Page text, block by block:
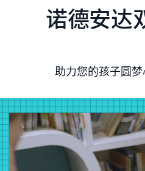
诺德安达
助力您的孩子圆